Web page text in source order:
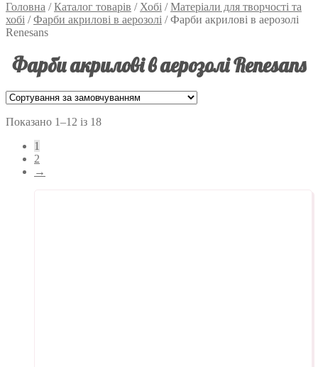
Головна /Каталог товарів / Хобі /Матеріали для творчості та
хобі /Фарби акрилові в аерозолі /Фарби акрилові в аерозолі
Renesans
Фарби акрилові в аерозолі Renesans
Показано 1–12 із 18
1
2
→